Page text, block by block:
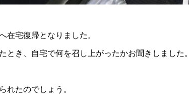
在宅復帰となりました。
とき、自宅で何を召し上がったかお聞きしました。
れたのでしょう。